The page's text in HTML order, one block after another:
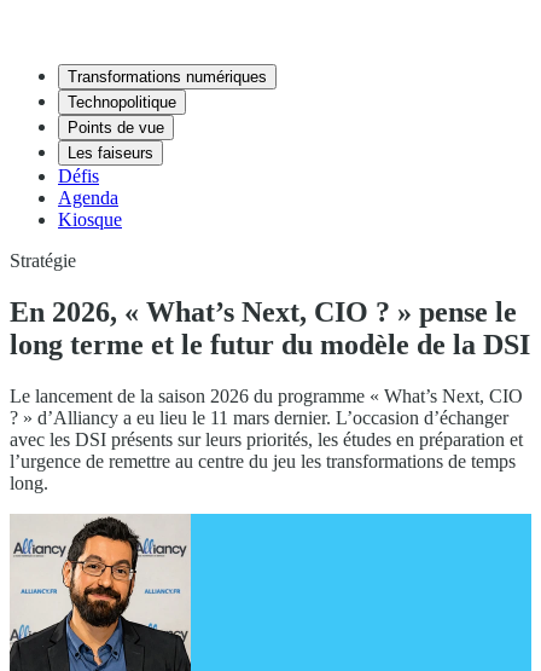
Transformations numériques
Technopolitique
Points de vue
Les faiseurs
Défis
Agenda
Kiosque
Stratégie
En 2026, « What’s Next, CIO ? » pense le
long terme et le futur du modèle de la DSI
Le lancement de la saison 2026 du programme « What’s Next, CIO
? » d’Alliancy a eu lieu le 11 mars dernier. L’occasion d’échanger
avec les DSI présents sur leurs priorités, les études en préparation et
l’urgence de remettre au centre du jeu les transformations de temps
long.